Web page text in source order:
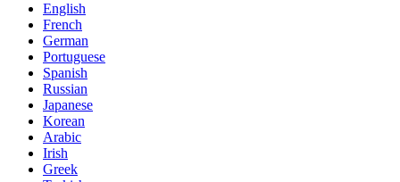
English
French
German
Portuguese
Spanish
Russian
Japanese
Korean
Arabic
Irish
Greek